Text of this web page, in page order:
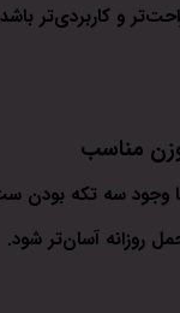
و کاربردی‌تر
مناسب
وجود سه تکه بودن
روزانه آسان‌تر شود.